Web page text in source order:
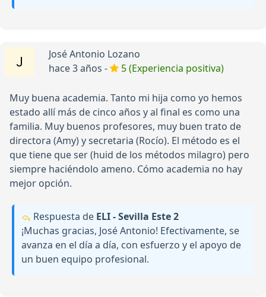
José Antonio Lozano
hace 3 años -
5 (Experiencia positiva)
Muy buena academia. Tanto mi hija como yo hemos
estado allí más de cinco años y al final es como una
familia. Muy buenos profesores, muy buen trato de
directora (Amy) y secretaria (Rocío). El método es el
que tiene que ser (huid de los métodos milagro) pero
siempre haciéndolo ameno. Cómo academia no hay
mejor opción.
Respuesta de ELI - Sevilla Este 2
¡Muchas gracias, José Antonio! Efectivamente, se
avanza en el día a día, con esfuerzo y el apoyo de
un buen equipo profesional.